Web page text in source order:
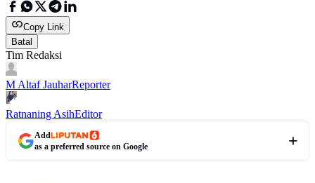
Copy Link
Batal
Tim Redaksi
M Altaf JauharReporter
Ratnaning AsihEditor
Add
as a preferred source on Google